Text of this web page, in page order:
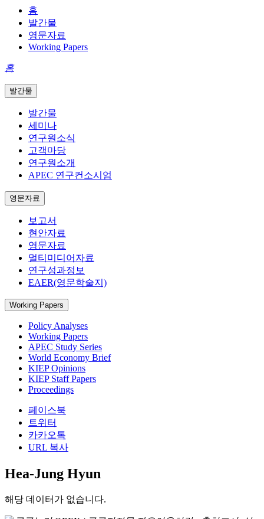
홈
발간물
영문자료
Working Papers
홈
발간물
발간물
세미나
연구원소식
고객마당
연구원소개
APEC 연구컨소시엄
영문자료
보고서
현안자료
영문자료
멀티미디어자료
연구성과정보
EAER(영문학술지)
Working Papers
Policy Analyses
Working Papers
APEC Study Series
World Economy Brief
KIEP Opinions
KIEP Staff Papers
Proceedings
페이스북
트위터
카카오톡
URL 복사
Hea-Jung Hyun
해당 데이터가 없습니다.